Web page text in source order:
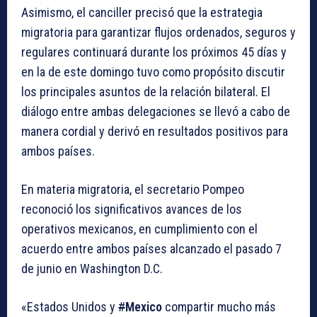
Asimismo, el canciller precisó que la estrategia
migratoria para garantizar flujos ordenados, seguros y
regulares continuará durante los próximos 45 días y
en la de este domingo tuvo como propósito discutir
los principales asuntos de la relación bilateral. El
diálogo entre ambas delegaciones se llevó a cabo de
manera cordial y derivó en resultados positivos para
ambos países.
En materia migratoria, el secretario Pompeo
reconoció los significativos avances de los
operativos mexicanos, en cumplimiento con el
acuerdo entre ambos países alcanzado el pasado 7
de junio en Washington D.C.
«Estados Unidos y #Mexico compartir mucho más